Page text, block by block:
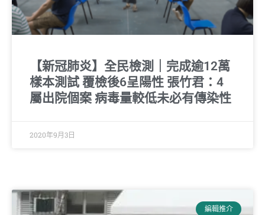
【新冠肺炎】全民檢測｜完成逾12萬
樣本測試 覆檢後6呈陽性 張竹君：4
屬出院個案 病毒量較低未必有傳染性
2020年9月3日
編輯推介